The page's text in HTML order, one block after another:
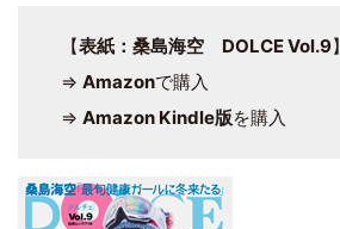
【表紙：桑島海空 DOLCE Vol.9】
⇒ Amazonで購入
⇒ Amazon Kindle版を購入